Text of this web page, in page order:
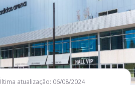
atualização: 06/08/2024